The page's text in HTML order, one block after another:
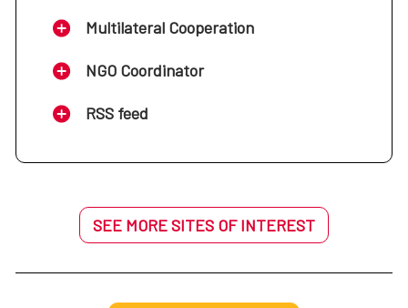
Multilateral Cooperation
NGO Coordinator
RSS feed
SEE MORE SITES OF INTEREST